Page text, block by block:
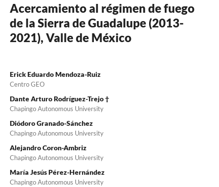
Acercamiento al régimen de fuego
de la Sierra de Guadalupe (2013-
2021), Valle de México
Erick Eduardo Mendoza-Ruiz
Centro GEO
Dante Arturo Rodríguez-Trejo †
Chapingo Autonomous University
Diódoro Granado-Sánchez
Chapingo Autonomous University
Alejandro Coron-Ambriz
Chapingo Autonomous University
María Jesús Pérez-Hernández
Chapingo Autonomous University